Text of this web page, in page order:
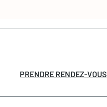
PRENDRE RENDEZ-VOUS